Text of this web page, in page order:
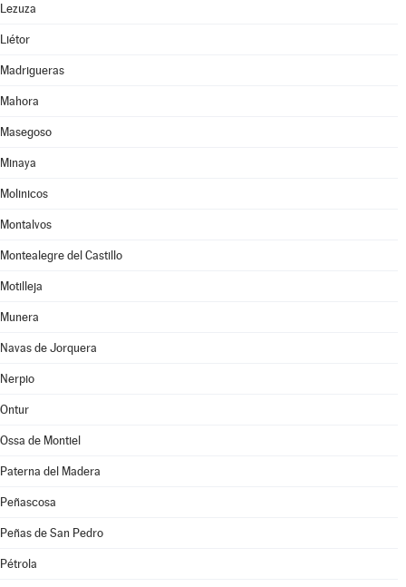
Lezuza
Liétor
Madrigueras
Mahora
Masegoso
Minaya
Molinicos
Montalvos
Montealegre del Castillo
Motilleja
Munera
Navas de Jorquera
Nerpio
Ontur
Ossa de Montiel
Paterna del Madera
Peñascosa
Peñas de San Pedro
Pétrola